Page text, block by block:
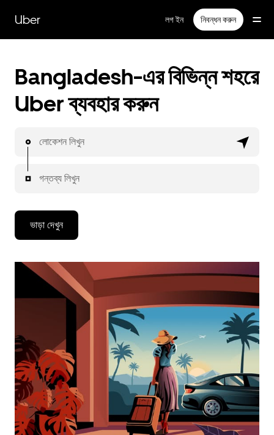
প্রধান
বিষয়সূচিতে
Uber লগ ইন নিবন্ধন করুন
Bangladesh-এর বিভিন্ন শহরে
Uber ব্যবহার করুন
লোকেশন লিখুন
গন্তব্য লিখুন
ভাড়া দেখুন